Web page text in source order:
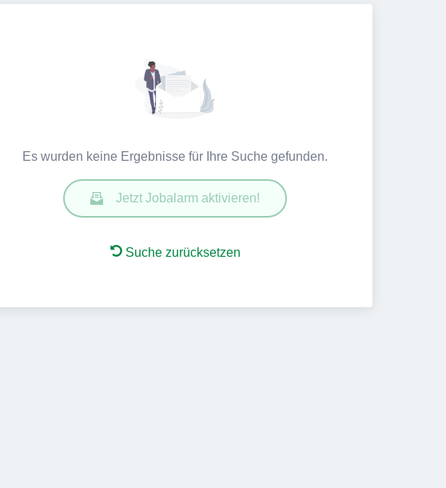
Es wurden keine Ergebnisse für Ihre Suche gefunden.
Jetzt Jobalarm aktivieren!
Suche zurücksetzen